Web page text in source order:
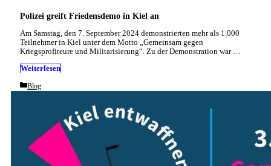
Polizei greift Friedensdemo in Kiel an
Am Samstag, den 7. September 2024 demonstrierten mehr als 1.000
Teilnehmer in Kiel unter dem Motto „Gemeinsam gegen
Kriegsprofiteure und Militarisierung“. Zu der Demonstration war …
Weiterlesen
Categories
Blog